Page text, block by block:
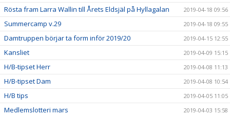
Rösta fram Larra Wallin till Årets Eldsjäl på Hyllagalan 2019-04-18 09:56
Summercamp v.29 2019-04-18 09:55
Damtruppen börjar ta form inför 2019/20 2019-04-15 12:55
Kansliet 2019-04-09 15:15
H/B-tipset Herr 2019-04-08 11:13
H/B-tipset Dam 2019-04-08 10:54
H/B tips 2019-04-05 11:05
Medlemslotteri mars 2019-04-03 15:58